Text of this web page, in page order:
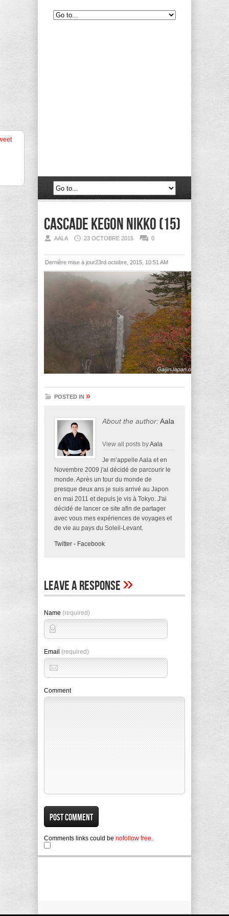
Cascade Kegon Nikko (15)
AALA 23 OCTOBRE 2015 0
Dernière mise à jour23rd octobre, 2015, 10:51 AM
POSTED IN »
About the author:Aala
View all posts byAala
Je m’appelle Aala et en
Novembre 2009 j'ai décidé de parcourir le
monde. Après un tour du monde de
presque deux ans je suis arrivé au Japon
en mai 2011 et depuis je vis à Tokyo. J'ai
décidé de lancer ce site afin de partager
avec vous mes expériences de voyages et
de vie au pays du Soleil-Levant.
Twitter - Facebook
Leave A Response»
Name (required)
Email (required)
Comment
Comments links could be nofollow free.